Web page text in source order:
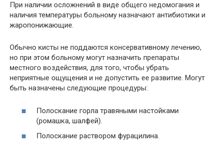
При наличии осложнений в виде общего недомогания и
наличия температуры больному назначают антибиотики и
жаропонижающие.
Обычно кисты не поддаются консервативному лечению,
но при этом больному могут назначить препараты
местного воздействия, для того, чтобы убрать
неприятные ощущения и не допустить ее развитие. Могут
быть назначены следующие процедуры:
Полоскание горла травяными настойками
(ромашка, шалфей).
Полоскание раствором фурацилина.